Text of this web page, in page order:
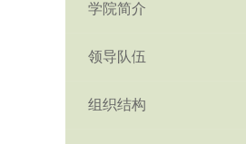
学院简介
领导队伍
组织结构